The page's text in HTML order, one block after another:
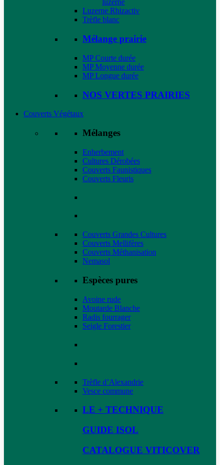
luzerne
Luzerne Rhizactiv
Trèfle blanc
Mélange prairie
MP Courte durée
MP Moyenne durée
MP Longue durée
NOS VERTES PRAIRIES
Couverts Végétaux
Mélanges
Enherbement
Cultures Dérobées
Couverts Faunistiques
Couverts Fleuris
Couverts Grandes Cultures
Couverts Mellifères
Couverts Méthanisation
Nemasol
Espèces pures
Avoine rude
Moutarde Blanche
Radis fourrager
Seigle Forestier
Trèfle d’Alexandrie
Vesce commune
LE + TECHNIQUE
GUIDE ISOL
CATALOGUE VITICOVER